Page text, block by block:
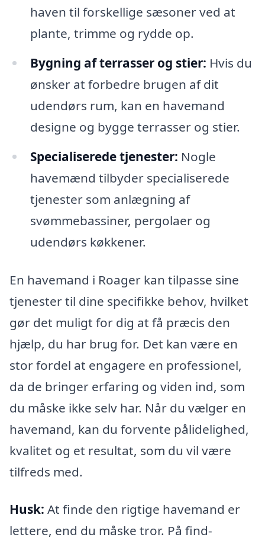
haven til forskellige sæsoner ved at
plante, trimme og rydde op.
Bygning af terrasser og stier: Hvis du
ønsker at forbedre brugen af dit
udendørs rum, kan en havemand
designe og bygge terrasser og stier.
Specialiserede tjenester: Nogle
havemænd tilbyder specialiserede
tjenester som anlægning af
svømmebassiner, pergolaer og
udendørs køkkener.
En havemand i Roager kan tilpasse sine
tjenester til dine specifikke behov, hvilket
gør det muligt for dig at få præcis den
hjælp, du har brug for. Det kan være en
stor fordel at engagere en professionel,
da de bringer erfaring og viden ind, som
du måske ikke selv har. Når du vælger en
havemand, kan du forvente pålidelighed,
kvalitet og et resultat, som du vil være
tilfreds med.
Husk: At finde den rigtige havemand er
lettere, end du måske tror. På find-